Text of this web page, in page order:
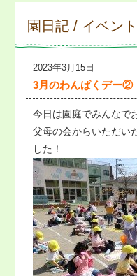
園日記 / イベント
2023年3月15日
3月のわんぱくデー②
今日は園庭でみんなで
父母の会からいただい
した！